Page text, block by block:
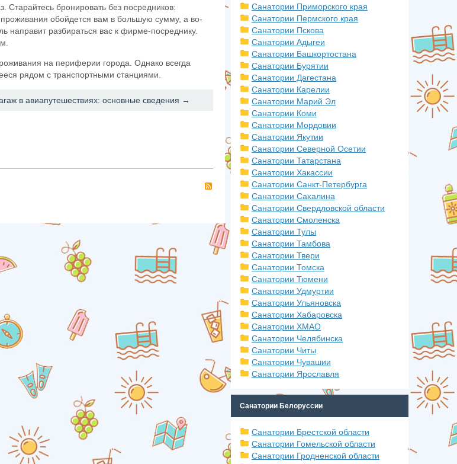
Старайтесь бронировать без посредников:
обойдется вам в большую сумму, а во-
направит разбираться вас к фирме-посреднику.
на периферии города. Однако всегда
рядом с транспортными станциями.
в авиапутешествиях: основные сведения →
Санатории Приморского края
Санатории Пермского края
Санатории Пскова
Санатории Адыгеи
Санатории Башкортостана
Санатории Бурятии
Санатории Дагестана
Санатории Карелии
Санатории Марий Эл
Санатории Коми
Санатории Мордовии
Санатории Якутии
Санатории Северной Осетии
Санатории Татарстана
Санатории Хакассии
Санатории Санкт-Петербурга
Санатории Сахалина
Санатории Свердловской области
Санатории Смоленска
Санатории Тулы
Санатории Тамбова
Санатории Твери
Санатории Томска
Санатории Тюмени
Санатории Удмуртии
Санатории Ульяновска
Санатории Хабаровска
Санатории ХМАО
Санатории Челябинска
Санатории Читы
Санатории Чувашии
Санатории Ярославля
Санатории Белоруссии
Санатории Брестской области
Санатории Гомельской области
Санатории Гродненской области